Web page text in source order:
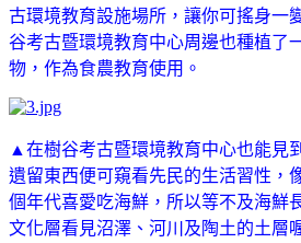
古環境教育設施場所，讓你可搖身一
谷考古暨環境教育中心周邊也種植了
物，作為食農教育使用。
▲在樹谷考古暨環境教育中心也能見
遺留東西便可窺看先民的生活習性，
個年代喜愛吃海鮮，所以等不及海鮮
文化層看見沼澤、河川及陶土的土層